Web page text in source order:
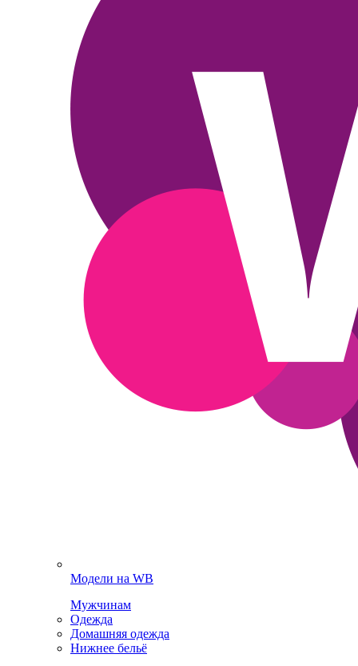
Модели на WB
Мужчинам
Одежда
Домашняя одежда
Нижнее бельё